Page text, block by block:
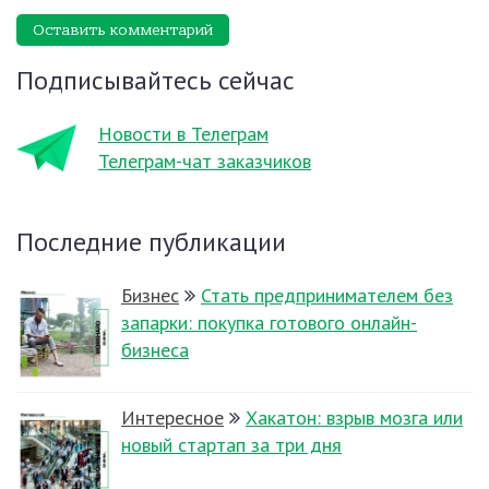
Оставить комментарий
Подписывайтесь сейчас
Новости в Телеграм
Телеграм-чат заказчиков
Последние публикации
Бизнес
Стать предпринимателем без
запарки: покупка готового онлайн-
бизнеса
Интересное
Хакатон: взрыв мозга или
новый стартап за три дня